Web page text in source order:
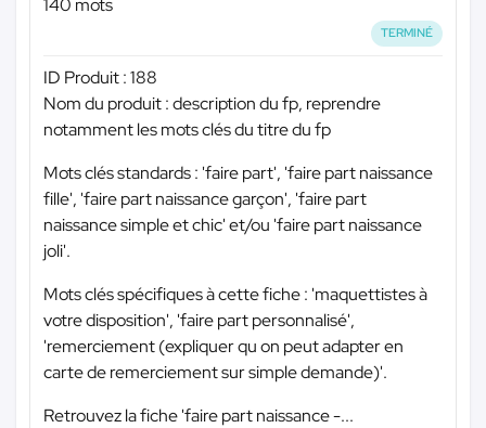
140 mots
TERMINÉ
ID Produit : 188
Nom du produit : description du fp, reprendre
notamment les mots clés du titre du fp
Mots clés standards : 'faire part', 'faire part naissance
fille', 'faire part naissance garçon', 'faire part
naissance simple et chic' et/ou 'faire part naissance
joli'.
Mots clés spécifiques à cette fiche : 'maquettistes à
votre disposition', 'faire part personnalisé',
'remerciement (expliquer qu on peut adapter en
carte de remerciement sur simple demande)'.
Retrouvez la fiche 'faire part naissance -...